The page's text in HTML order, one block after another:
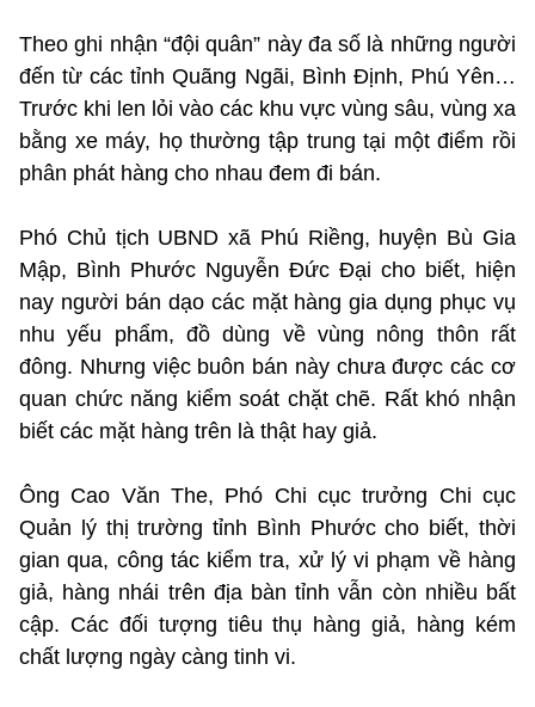
Theo ghi nhận “đội quân” này đa số là những người
đến từ các tỉnh Quãng Ngãi, Bình Định, Phú Yên…
Trước khi len lỏi vào các khu vực vùng sâu, vùng xa
bằng xe máy, họ thường tập trung tại một điểm rồi
phân phát hàng cho nhau đem đi bán.
Phó Chủ tịch UBND xã Phú Riềng, huyện Bù Gia
Mập, Bình Phước Nguyễn Đức Đại cho biết, hiện
nay người bán dạo các mặt hàng gia dụng phục vụ
nhu yếu phẩm, đồ dùng về vùng nông thôn rất
đông. Nhưng việc buôn bán này chưa được các cơ
quan chức năng kiểm soát chặt chẽ. Rất khó nhận
biết các mặt hàng trên là thật hay giả.
Ông Cao Văn The, Phó Chi cục trưởng Chi cục
Quản lý thị trường tỉnh Bình Phước cho biết, thời
gian qua, công tác kiểm tra, xử lý vi phạm về hàng
giả, hàng nhái trên địa bàn tỉnh vẫn còn nhiều bất
cập. Các đối tượng tiêu thụ hàng giả, hàng kém
chất lượng ngày càng tinh vi.